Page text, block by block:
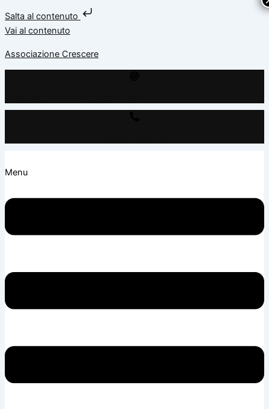
Salta al contenuto
Vai al contenuto
Associazione Crescere
Menu